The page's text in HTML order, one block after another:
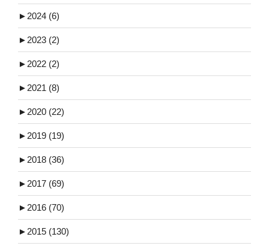
► 2024 (6)
► 2023 (2)
► 2022 (2)
► 2021 (8)
► 2020 (22)
► 2019 (19)
► 2018 (36)
► 2017 (69)
► 2016 (70)
► 2015 (130)